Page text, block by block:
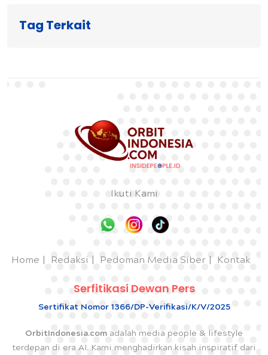
Tag Terkait
Ikuti Kami
Home Redaksi Pedoman Media Siber Kontak
Serfitikasi Dewan Pers
Sertifikat Nomor 1366/DP-Verifikasi/K/V/2025
OrbitIndonesia.com adalah media people & lifestyle
terdepan di era AI. Kami menghadirkan kisah inspiratif dari